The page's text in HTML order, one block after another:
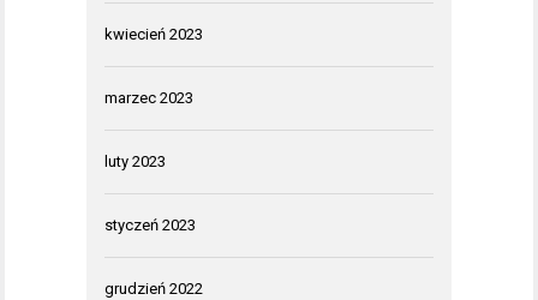
kwiecień 2023
marzec 2023
luty 2023
styczeń 2023
grudzień 2022